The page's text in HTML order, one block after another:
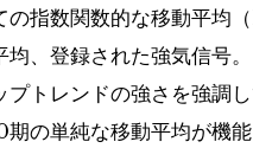
の指数関数的な移動平均
、登録された強気信号
トレンドの強さを強調
の単純な移動平均が機能